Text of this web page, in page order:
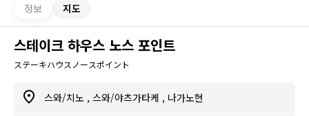
정보 지도
스테이크 하우스 노스 포인트
ステーキハウスノースポイント
스와/치노 , 스와/야츠가타케 , 나가노현